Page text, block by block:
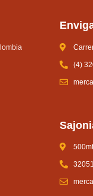
(4)